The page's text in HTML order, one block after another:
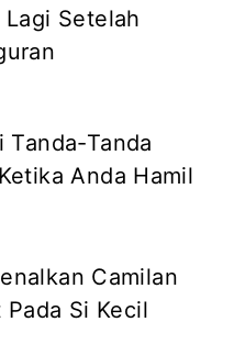
Lagi Setelah
Tanda-Tanda
Anda Hamil
Camilan
Pada Si Kecil